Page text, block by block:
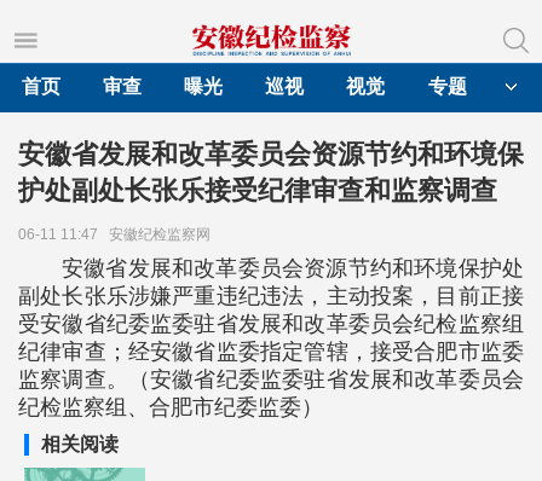
首页
审查 曝光 巡视 视觉 专题
安徽省发展和改革委员会资源节约和环境保
护处副处长张乐接受纪律审查和监察调查
06-11 11:47 安徽纪检监察网
安徽省发展和改革委员会资源节约和环境保护处
副处长张乐涉嫌严重违纪违法，主动投案，目前正接
受安徽省纪委监委驻省发展和改革委员会纪检监察组
纪律审查；经安徽省监委指定管辖，接受合肥市监委
监察调查。（安徽省纪委监委驻省发展和改革委员会
纪检监察组、合肥市纪委监委）
相关阅读